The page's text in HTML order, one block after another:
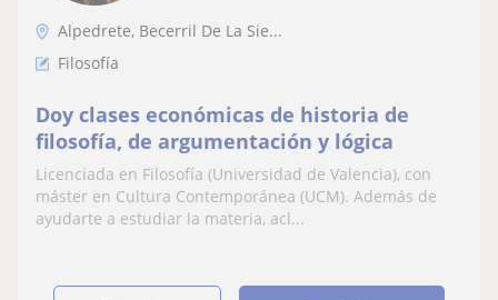
Alpedrete, Becerril De La Sie...
Filosofía
Doy clases económicas de historia de
filosofía, de argumentación y lógica
Licenciada en Filosofía (Universidad de Valencia), con
máster en Cultura Contemporánea (UCM). Además de
ayudarte a estudiar la materia, acl...